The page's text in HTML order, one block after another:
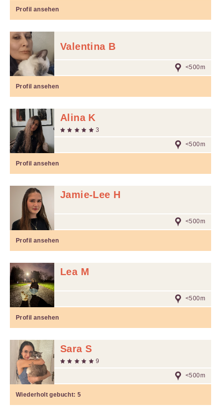
Profil ansehen
Valentina B
<500m
Profil ansehen
Alina K
3
<500m
Profil ansehen
Jamie-Lee H
<500m
Profil ansehen
Lea M
<500m
Profil ansehen
Sara S
9
<500m
Wiederholt gebucht:5